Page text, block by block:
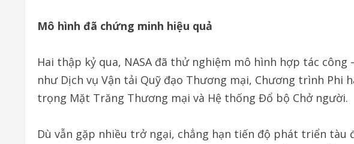
Mô hình đã chứng minh hiệu quả
Hai thập kỷ qua, NASA đã thử nghiệm mô hình hợp tác
như Dịch vụ Vận tải Quỹ đạo Thương mại, Chương trình Phi
trọng Mặt Trăng Thương mại và Hệ thống Đổ bộ Chở người.
Dù vẫn gặp nhiều trở ngại, chẳng hạn tiến độ phát triển tàu